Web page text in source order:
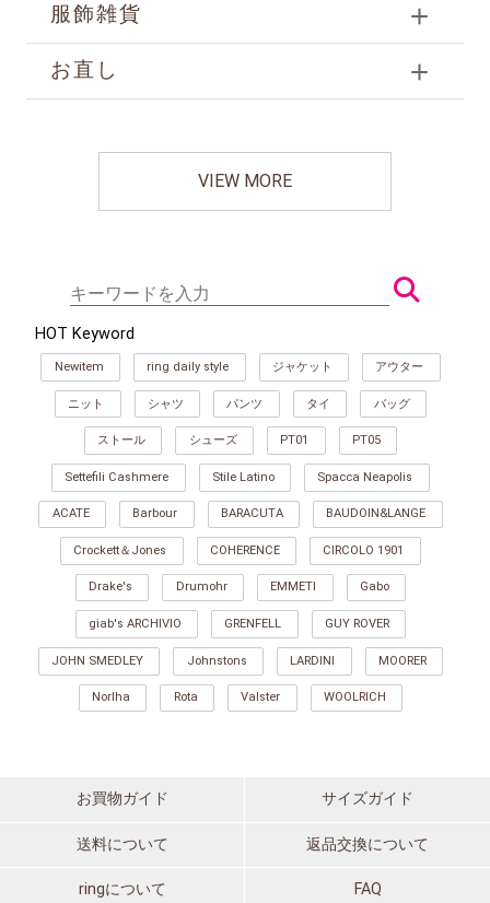
服飾雑貨
お直し
VIEW MORE
HOT Keyword
Newitem ring daily style ジャケット アウター
ニット シャツ パンツ タイ バッグ
ストール シューズ PT01 PT05
Settefili Cashmere Stile Latino Spacca Neapolis
ACATE Barbour BARACUTA BAUDOIN&LANGE
Crockett＆Jones COHERENCE CIRCOLO 1901
Drake's Drumohr EMMETI Gabo
giab's ARCHIVIO GRENFELL GUY ROVER
JOHN SMEDLEY Johnstons LARDINI MOORER
Norlha Rota Valster WOOLRICH
お買物ガイド サイズガイド
送料について 返品交換について
ringについて FAQ